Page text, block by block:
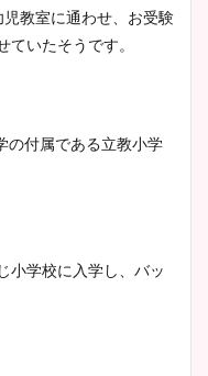
教室に通わせ、お受験
いたそうです。
の付属である立教小学
小学校に入学し、バッ